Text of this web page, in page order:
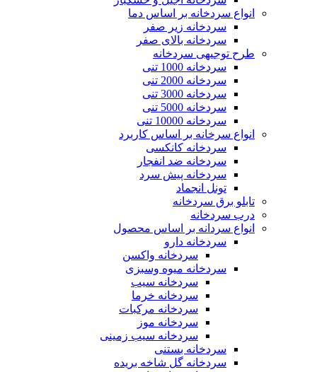
سایت گلس
پوسته کر درایر
هیت اکسچنجر
انواع سردخانه بر اساس دما
سردخانه زیر صفر
سردخانه بالای صفر
طرح توجیهی سردخانه
سردخانه 1000 تنی
سردخانه 2000 تنی
سردخانه 3000 تنی
سردخانه 5000 تنی
سردخانه 10000 تنی
انواع سرخانه بر اساس کاربرد
سردخانه کانکسی
سردخانه ضد انفجار
سردخانه پیش سرد
تونل انجماد
تابلو برق سردخانه
درب سردخانه
انواع سردانه بر اساس محصول
سردخانه دارو
سردخانه واکسن
سردخانه میوه وسبزی
سردخانه سیب
سردخانه خرما
سردخانه مرکبات
سردخانه موز
سردخانه سیب زمینی
سردخانه بستنی
سردخانه گل شاخه بریده